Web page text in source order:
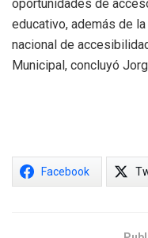
oportunidades de
educativo, además de
nacional de
Municipal, concluyó
Facebook